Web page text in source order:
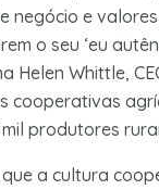
negócio e
o seu ‘eu
Helen Whittle,
cooperativas
produtores
a cultura